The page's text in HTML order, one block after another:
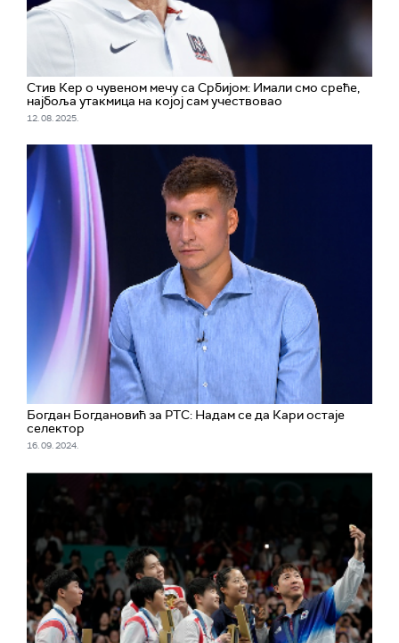
Стив Кер о чувеном мечу са Србијом: Имали смо среће,
најбоља утакмица на којој сам учествовао
12. 08. 2025.
Богдан Богдановић за РТС: Надам се да Кари остаје
селектор
16. 09. 2024.